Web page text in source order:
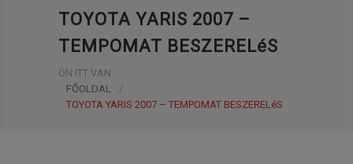
TOYOTA YARIS 2007 –
TEMPOMAT BESZERELéS
ÖN ITT VAN:
FŐOLDAL
/
TOYOTA YARIS 2007 – TEMPOMAT BESZERELéS